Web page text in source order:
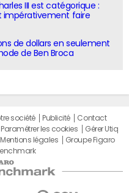
III est catégorique :
impérativement faire
de dollars en seulement
de Ben Broca
société Publicité
Contact
Paramétrer les cookies
Gérer Utiq
Mentions légales
Groupe Figaro